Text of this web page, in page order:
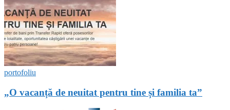
portofoliu
„O vacanță de neuitat pentru tine și familia ta”